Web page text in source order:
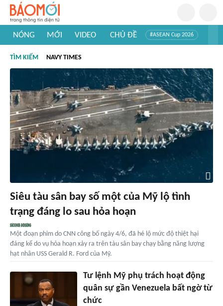
NÓNG MỚI VIDEO CHỦ ĐỀ #ASEAN Cup 2026
#Khám phá thế giới
TÌM KIẾM NAVY TIMES
Siêu tàu sân bay số một của Mỹ lộ tình
trạng đáng lo sau hỏa hoạn
Một đoạn phim do CNN công bố ngày 4/6, đã hé lộ mức độ thiệt hại
đáng kể do vụ hỏa hoạn xảy ra trên tàu sân bay chạy bằng năng lượng
hạt nhân USS Gerald R. Ford của Mỹ.
Tư lệnh Mỹ phụ trách hoạt động
quân sự gần Venezuela bất ngờ từ
chức